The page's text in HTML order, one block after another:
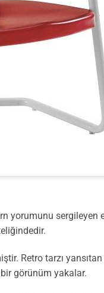
yorumunu sergileyen
Retro tarzı
görünüm yakalar.